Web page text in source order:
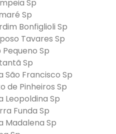
Sp
Sp
Bonfiglioli Sp
Tavares Sp
Sp
Sp
São Francisco Sp
de Pinheiros Sp
Leopoldina Sp
Funda Sp
Madalena Sp